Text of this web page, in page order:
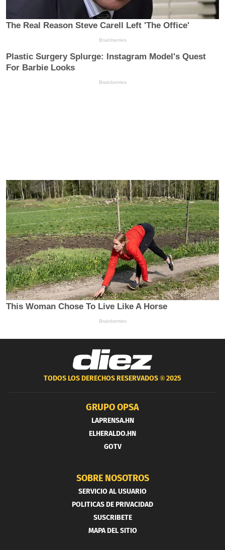
TODOS LOS DERECHOS RESERVADOS ®2025
GRUPO OPSA
LAPRENSA.HN
ELHERALDO.HN
GOTV
SOBRE NOSOTROS
SERVICIO AL USUARIO
POLITICAS DE PRIVACIDAD
SUSCRIBETE
MAPA DEL SITIO